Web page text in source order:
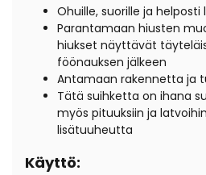
Ohuille, suorille ja helposti
Parantamaan hiusten
hiukset näyttävät
föönauksen jälkeen
Antamaan rakennetta ja
Tätä suihketta on ihana
myös pituuksiin ja
lisätuuheutta
Käyttö: